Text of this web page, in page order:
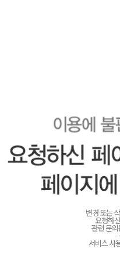
변경 또는
요청하
관련 문
서비스 사